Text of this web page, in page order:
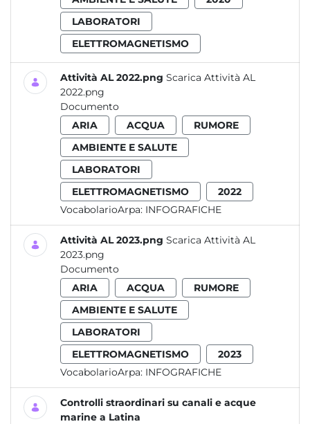
LABORATORI
ELETTROMAGNETISMO
Attività AL 2022.png Scarica Attività AL
2022.png
Documento
ARIA
ACQUA
RUMORE
AMBIENTE E SALUTE
LABORATORI
ELETTROMAGNETISMO
2022
VocabolarioArpa: INFOGRAFICHE
Attività AL 2023.png Scarica Attività AL
2023.png
Documento
ARIA
ACQUA
RUMORE
AMBIENTE E SALUTE
LABORATORI
ELETTROMAGNETISMO
2023
VocabolarioArpa: INFOGRAFICHE
Controlli straordinari su canali e acque
marine a Latina